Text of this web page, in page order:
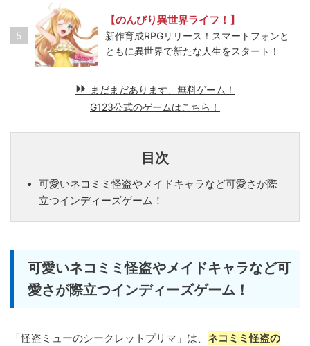
5
【のんびり異世界ライフ！】
新作育成RPGリリース！スマートフォンと
ともに異世界で新たな人生をスタート！
まだまだあります、無料ゲーム！
G123公式のゲームはこちら！
目次
可愛いネコミミ怪盗やメイドキャラなど可愛さが際
立つインディーズゲーム！
可愛いネコミミ怪盗やメイドキャラなど可
愛さが際立つインディーズゲーム！
「怪盗ミューのシークレットプリマ」は、 ネコミミ怪盗の